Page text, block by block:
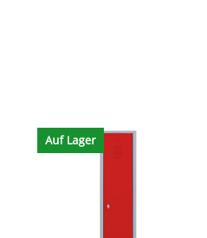
Auf Lager